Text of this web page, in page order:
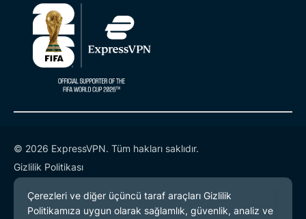
© 2026 ExpressVPN. Tüm hakları saklıdır.
Gizlilik Politikası
Hizmet Koşulları
Çerez Tercihleri